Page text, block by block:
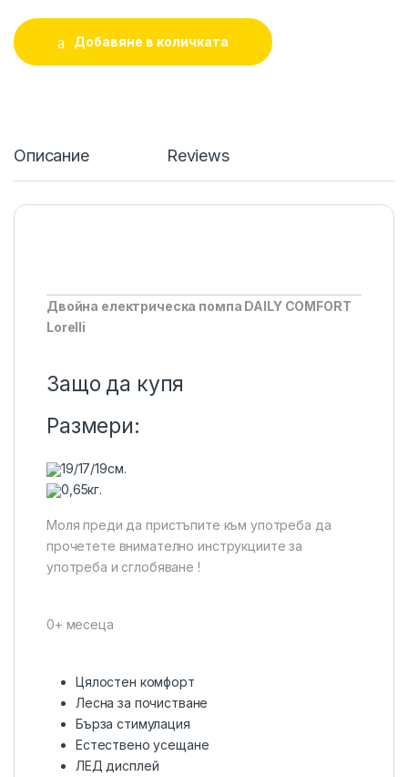
Добавяне в количката
Описание Reviews
Двойна електрическа помпа DAILY COMFORT
Lorelli
Защо да купя
Размери:
19/17/19см.
0,65кг.
Моля преди да пристъпите към употреба да
прочетете внимателно инструкциите за
употреба и сглобяване !
0+ месеца
Цялостен комфорт
Лесна за почистване
Бърза стимулация
Естествено усещане
ЛЕД дисплей